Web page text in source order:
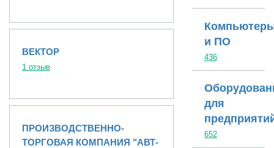
ВЕКТОР
1 отзыв
ПРОИЗВОДСТВЕННО-
ТОРГОВАЯ КОМПАНИЯ "АВТ-
и ПО
436
для
652